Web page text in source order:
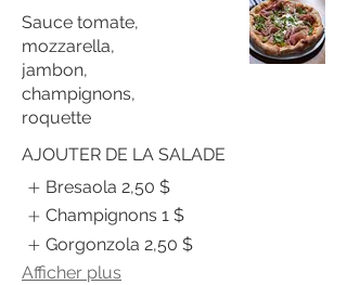
Sauce tomate,
mozzarella,
jambon,
champignons,
roquette
AJOUTER DE LA SALADE
Bresaola 2,50 $
Champignons 1 $
Gorgonzola 2,50 $
Afficher plus